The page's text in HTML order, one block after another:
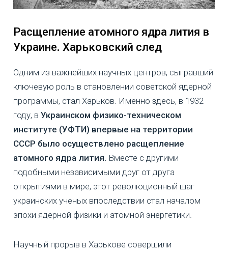
Расщепление атомного ядра лития в
Украине. Харьковский след
Одним из важнейших научных центров, сыгравший
ключевую роль в становлении советской ядерной
программы, стал Харьков. Именно здесь, в 1932
году, в Украинском физико-техническом
институте (УФТИ) впервые на территории
СССР было осуществлено расщепление
атомного ядра лития. Вместе с другими
подобными независимыми друг от друга
открытиями в мире, этот революционный шаг
украинских ученых впоследствии стал началом
эпохи ядерной физики и атомной энергетики.
Научный прорыв в Харькове совершили